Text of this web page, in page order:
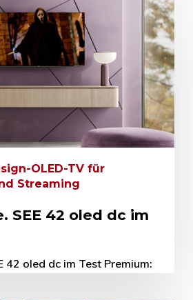
OLED-TV-Segment als
OLED-TV für
Streaming
SEE 42 oled dc im
42 oled dc im Test Premium: